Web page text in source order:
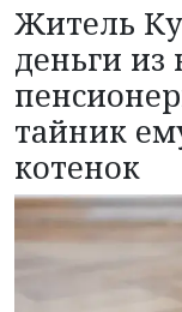
Житель
деньги
тайник
котенок